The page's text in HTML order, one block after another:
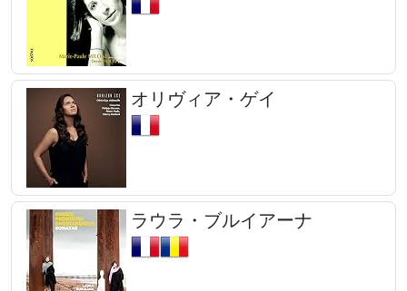
オリヴィア・ゲイ
ラウラ・ブルイアーナ